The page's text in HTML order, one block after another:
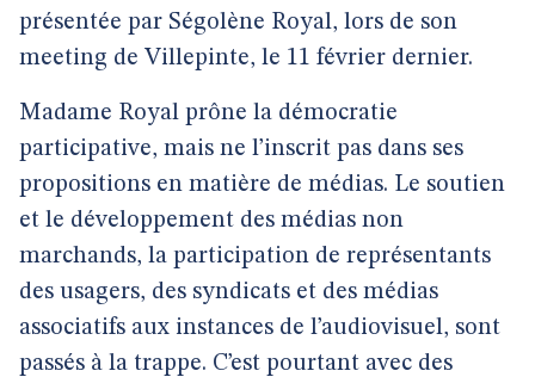
présentée par Ségolène Royal, lors de son
meeting de Villepinte, le 11 février dernier.
Madame Royal prône la démocratie
participative, mais ne l’inscrit pas dans ses
propositions en matière de médias. Le soutien
et le développement des médias non
marchands, la participation de représentants
des usagers, des syndicats et des médias
associatifs aux instances de l’audiovisuel, sont
passés à la trappe. C’est pourtant avec des